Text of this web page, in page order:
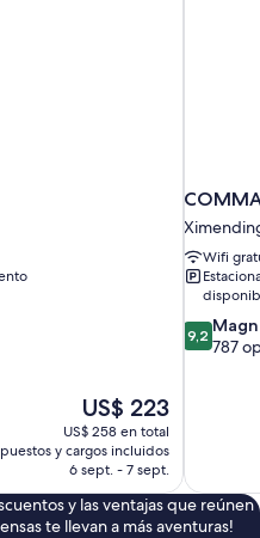
El
precio
actual
es
de
US$ 223
US$ 223
US$ 258 en total
y cargos incluidos
6 sept. - 7 sept.
Wifi
9.2
de
9,2
787
y las ventajas que reúnen
te llevan a más aventuras!